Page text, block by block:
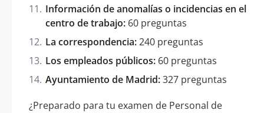
Información de anomalías o incidencias en el
centro de trabajo: 60 preguntas
La correspondencia:240 preguntas
Los empleados públicos: 60 preguntas
Ayuntamiento de Madrid:327 preguntas
¿Preparado para tu examen de Personal de